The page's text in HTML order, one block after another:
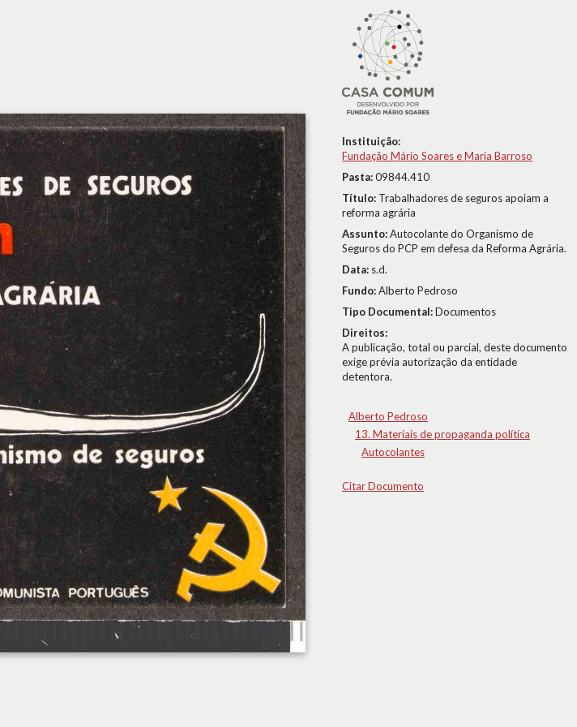
Instituição:
Fundação Mário Soares e Maria Barroso
Pasta:09844.410
Título: Trabalhadores de seguros apoiam a
reforma agrária
Assunto:Autocolante do Organismo de
Seguros do PCP em defesa da Reforma Agrária.
Data: s.d.
Fundo:Alberto Pedroso
Tipo Documental:Documentos
Direitos:
A publicação, total ou parcial, deste documento
exige prévia autorização da entidade
detentora.
Alberto Pedroso
13. Materiais de propaganda política
Autocolantes
Citar Documento